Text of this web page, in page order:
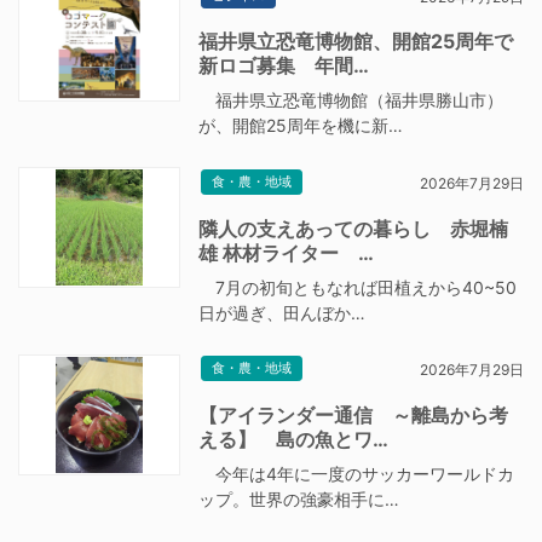
福井県立恐竜博物館、開館25周年で
新ロゴ募集 年間…
福井県立恐竜博物館（福井県勝山市）
が、開館25周年を機に新…
食・農・地域 2026年7月29日
隣人の支えあっての暮らし 赤堀楠
雄 林材ライター …
7月の初旬ともなれば田植えから40~50
日が過ぎ、田んぼか…
食・農・地域 2026年7月29日
【アイランダー通信 ～離島から考
える】 島の魚とワ…
今年は4年に一度のサッカーワールドカ
ップ。世界の強豪相手に…